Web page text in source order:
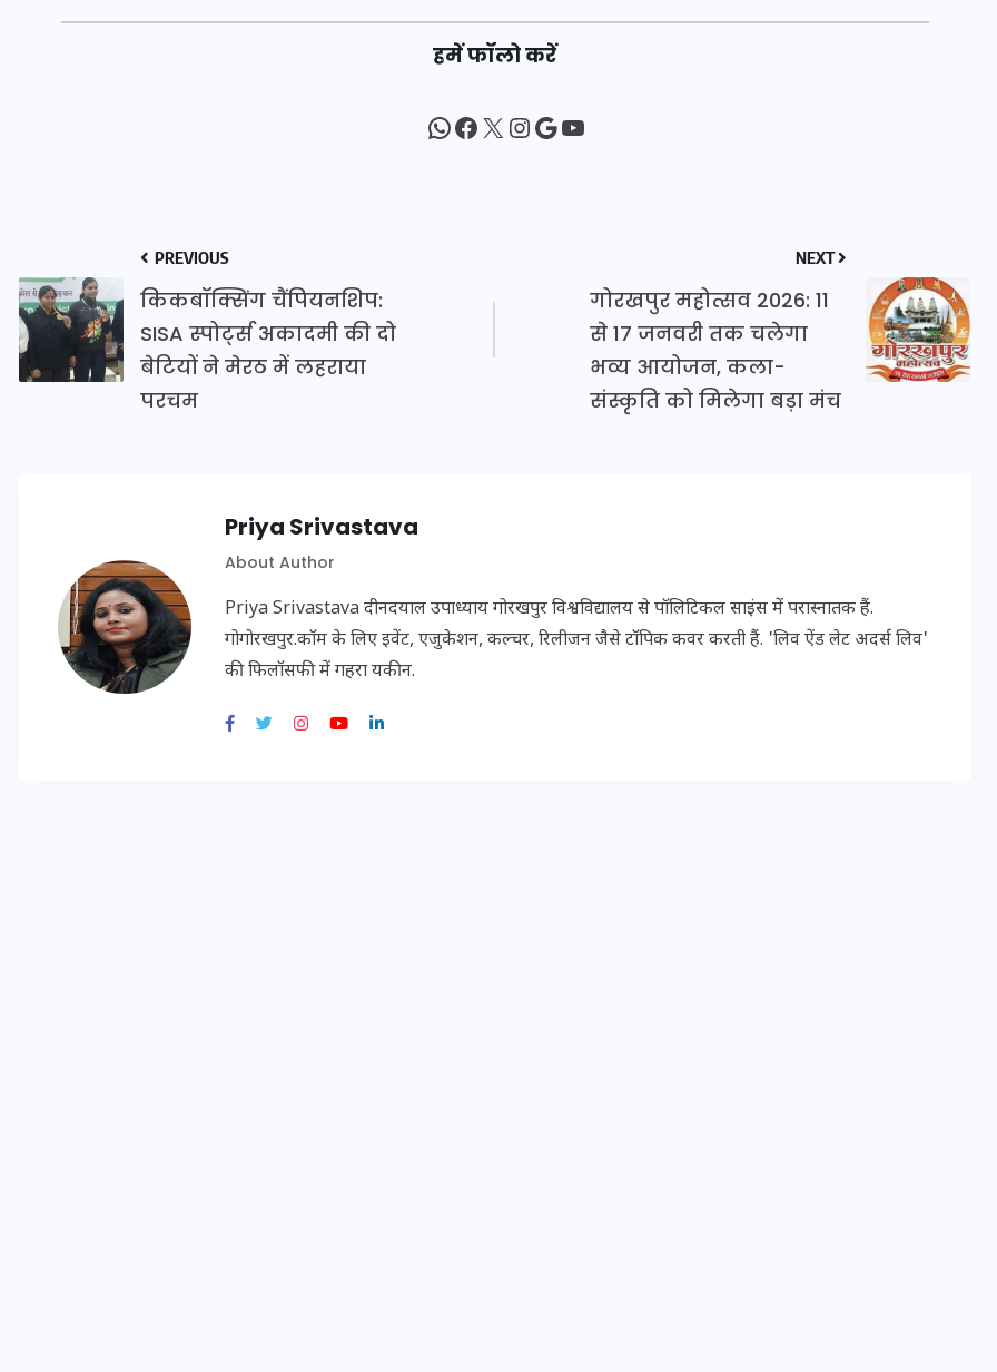
हमें फॉलो करें
WhatsApp
Facebook
X Instagram
Google
YouTube
PREVIOUS
किकबॉक्सिंग चैंपियनशिप:
SISA स्पोर्ट्स अकादमी की दो
बेटियों ने मेरठ में लहराया
परचम
NEXT
गोरखपुर महोत्सव 2026: 11
से 17 जनवरी तक चलेगा
भव्य आयोजन, कला-
संस्कृति को मिलेगा बड़ा मंच
Priya Srivastava
About Author
Priya Srivastava दीनदयाल उपाध्याय गोरखपुर विश्वविद्यालय से पॉलिटिकल साइंस में परास्नातक हैं.
गोगोरखपुर.कॉम के लिए इवेंट, एजुकेशन, कल्चर, रिलीजन जैसे टॉपिक कवर करती हैं. 'लिव ऐंड लेट अदर्स लिव'
की फिलॉसफी में गहरा यकीन.
अगस्त से 31 अगस्त)